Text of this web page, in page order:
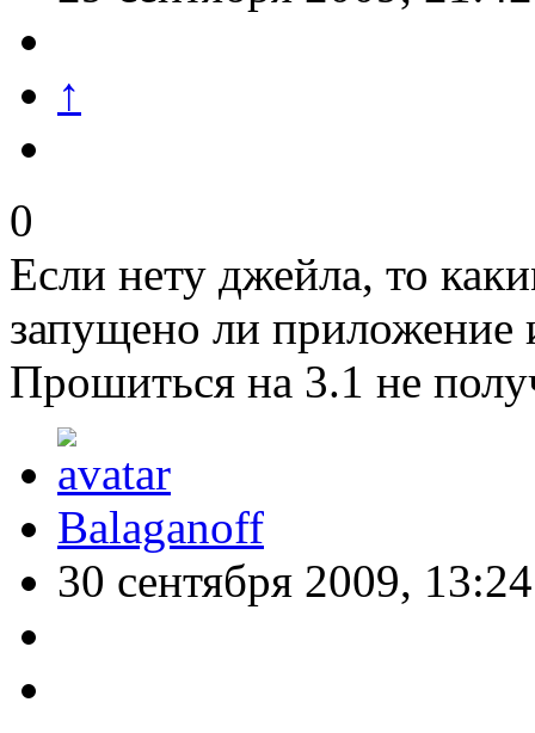
↑
0
Если нету джейла, то
запущено ли приложение
Прошиться на 3.1 не
Balaganoff
30 сентября 2009, 13:24